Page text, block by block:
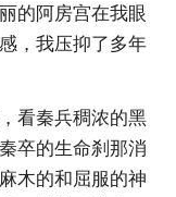
的阿房宫在我眼
，我压抑了多年
看秦兵稠浓的黑
卒的生命刹那消
木的和屈服的神